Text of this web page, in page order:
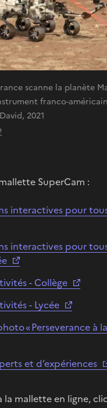
scanne la planète
franco-
2021
SuperCam :
interactives pour
interactives pour
- Collège
- Lycée
« Perseverance à
et d’expériences
la mallette en ligne,